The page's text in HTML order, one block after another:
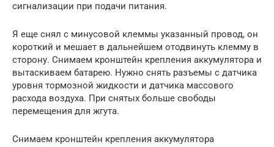
сигнализации при подачи питания.
Я еще снял с минусовой клеммы указанный провод, он
короткий и мешает в дальнейшем отодвинуть клемму в
сторону. Снимаем кронштейн крепления аккумулятора и
вытаскиваем батарею. Нужно снять разъемы с датчика
уровня тормозной жидкости и датчика массового
расхода воздуха. При снятых больше свободы
перемещения для жгута.
Снимаем кронштейн крепления аккумулятора